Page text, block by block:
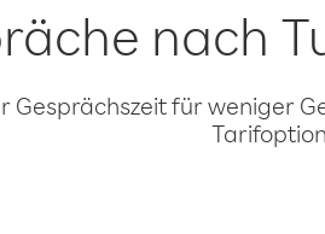
nach
Gesprächszeit für weniger